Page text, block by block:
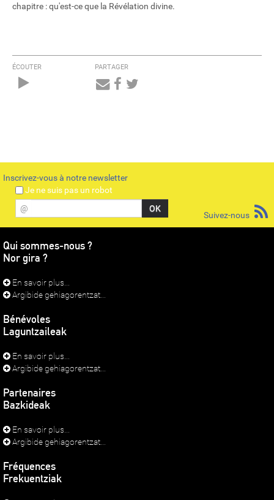
chapitre : qu'est-ce que la Révélation divine.
ÉCOUTER PARTAGER
Inscrivez-vous à notre newsletter
Je ne suis pas un robot
@
Suivez-nous
Qui sommes-nous ?
Nor gira ?
En savoir plus...
Argibide gehiagorentzat...
Bénévoles
Laguntzaileak
En savoir plus...
Argibide gehiagorentzat...
Partenaires
Bazkideak
En savoir plus...
Argibide gehiagorentzat...
Fréquences
Frekuentziak